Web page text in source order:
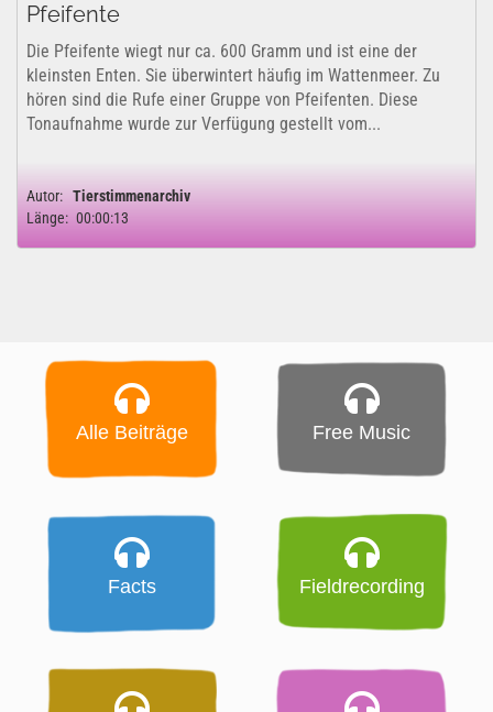
Pfeifente
Die Pfeifente wiegt nur ca. 600 Gramm und ist eine der
kleinsten Enten. Sie überwintert häufig im Wattenmeer. Zu
hören sind die Rufe einer Gruppe von Pfeifenten. Diese
Tonaufnahme wurde zur Verfügung gestellt vom...
Autor: Tierstimmenarchiv
Länge: 00:00:13
Alle Beiträge Free Music
Facts Fieldrecording